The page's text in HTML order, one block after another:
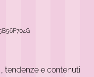
tendenze e contenuti